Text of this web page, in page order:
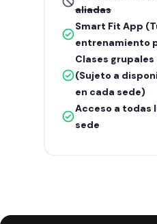
aliadas
Smart Fit App
entrenamiento
Clases
(Sujeto a
en cada sede)
Acceso a todas
sede